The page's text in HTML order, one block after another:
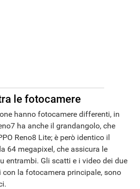
le fotocamere
hanno fotocamere differenti, in
ha anche il grandangolo, che
Reno8 Lite; è però identico il
64 megapixel, che assicura le
entrambi. Gli scatti e i video dei due
con la fotocamera principale, sono